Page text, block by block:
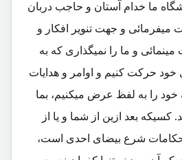
ما خدام آستان و حاجب دربان
میفرمائی و جهت تنویر افکار و
و ما را نمیگذاری که به
حرکت کنیم و اوامر و هدایات
خود را به لفظ عرض میکنیم، بما
کسیکه بعد ازین از شما و یا از
شرع بیضای احدی است،